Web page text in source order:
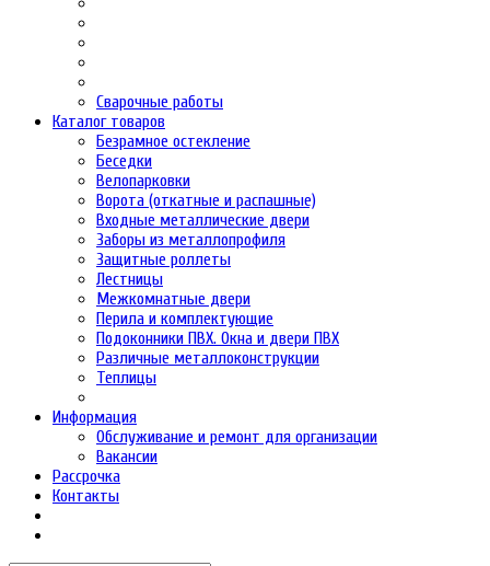
Сварочные работы
Каталог товаров
Безрамное остекление
Беседки
Велопарковки
Ворота (откатные и распашные)
Входные металлические двери
Заборы из металлопрофиля
Защитные роллеты
Лестницы
Межкомнатные двери
Перила и комплектующие
Подоконники ПВХ. Окна и двери ПВХ
Различные металлоконструкции
Теплицы
Информация
Обслуживание и ремонт для организации
Вакансии
Рассрочка
Контакты